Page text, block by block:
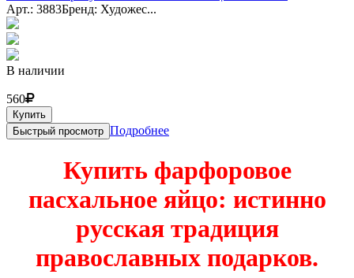
Арт.: 3883Бренд: Художес...
В наличии
560
Купить
Быстрый просмотр Подробнее
Купить фарфоровое
пасхальное яйцо: истинно
русская традиция
православных подарков.